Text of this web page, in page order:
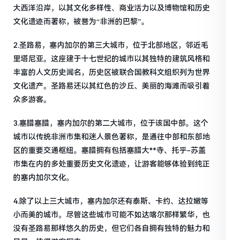
大西洋沿岸，以其文化多样性、商业活力以及博物馆和历史
文化遗迹而著称，被誉为“非洲的巴黎”。
2.圣路易，塞内加尔的第三大城市，位于北部地区，邻近毛
里塔尼亚。这座建于十七世纪的城市以其独特的建筑风格和
丰富的人文历史闻名，历史区被联合国教科文组织列为世界
文化遗产。圣路易还以其红色的沙丘、美丽的海滩而吸引着
众多游客。
3.塞腊塞腊，塞内加尔的第二大城市，位于该国中部。这个
城市以传统非洲市集和迷人景色著称，是通往中部和东部地
区的重要交通枢纽。塞腊拥有包括塞腊大**寺、托乎-苏盖
市集在内的多处重要历史文化遗迹，让游客能够体验到纯正
的塞内加尔文化。
4.除了以上三大城市，塞内加尔还有泰斯、卡约、达拉嫩等
小而美的城市。尽管这些城市可能不如达喀尔那样繁华，也
没有圣路易那样悠久的历史，但它们各自拥有独特的魅力和